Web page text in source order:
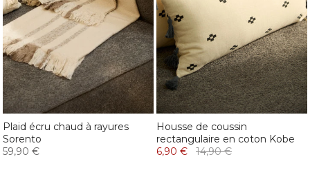
Plaid écru chaud à rayures
Sorento
59,90 €
Housse de coussin
rectangulaire en coton Kobe
6,90 €
14,90 €